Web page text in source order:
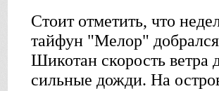
Стоит отметить, что
тайфун "Мелор"
Шикотан скорость ветра
сильные дожди. На